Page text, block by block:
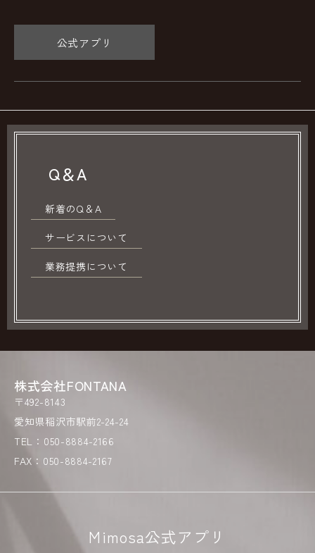
公式アプリ
Q＆A
新着のQ＆A
サービスについて
業務提携について
株式会社FONTANA
〒492-8143
愛知県稲沢市駅前2-24-24
TEL：050-8884-2166
FAX：050-8884-2167
Mimosa公式アプリ